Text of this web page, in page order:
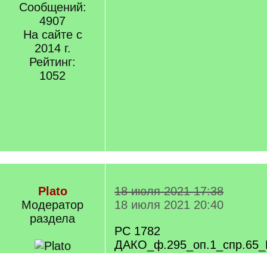
Сообщений:
4907
На сайте с
2014 г.
Рейтинг:
1052
Plato
Модератор
раздела
18 июля 2021 17:38
18 июля 2021 20:40
РС 1782